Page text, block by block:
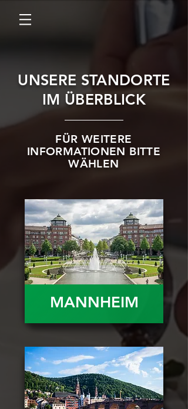
UNSERE STANDORTE
IM ÜBERBLICK
FÜR WEITERE
INFORMATIONEN BITTE
WÄHLEN
MANNHEIM